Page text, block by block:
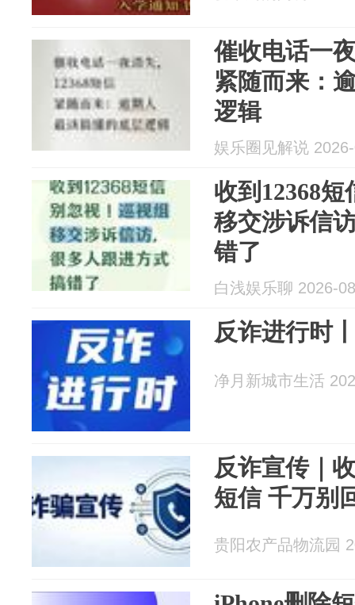
催收电话一
紧随而来：
逻辑
娱乐圈见解说
收到12368
移交涉诉信
错了
白浅娱乐聊 2026-
反诈进行时
净月新城市生活
反诈宣传｜
短信 千万别
贵阳农产品物流园